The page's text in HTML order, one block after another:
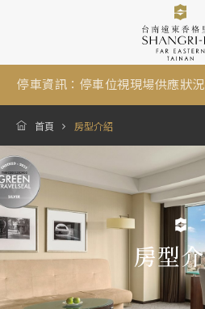
房型
首頁 房型介紹
自備個人衛生用品，一起守護地球
芳療設備裝修中，預計8月25日啟
電動車充電樁升級中，暫停服務
停車資訊：停車位視現場供應狀
環保旅館台南遠東香格里拉永續
友善海洋的防曬產品宣導
自備個人衛生用品，一起守護地
芳療設備裝修中，預計8月25日啟